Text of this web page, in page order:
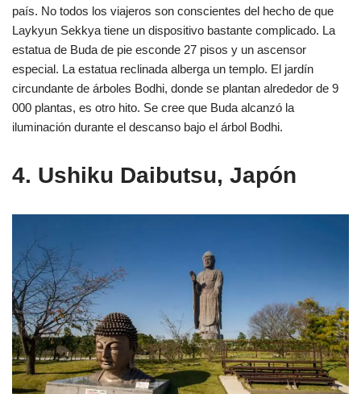
país. No todos los viajeros son conscientes del hecho de que
Laykyun Sekkya tiene un dispositivo bastante complicado. La
estatua de Buda de pie esconde 27 pisos y un ascensor
especial. La estatua reclinada alberga un templo. El jardín
circundante de árboles Bodhi, donde se plantan alrededor de 9
000 plantas, es otro hito. Se cree que Buda alcanzó la
iluminación durante el descanso bajo el árbol Bodhi.
4. Ushiku Daibutsu, Japón